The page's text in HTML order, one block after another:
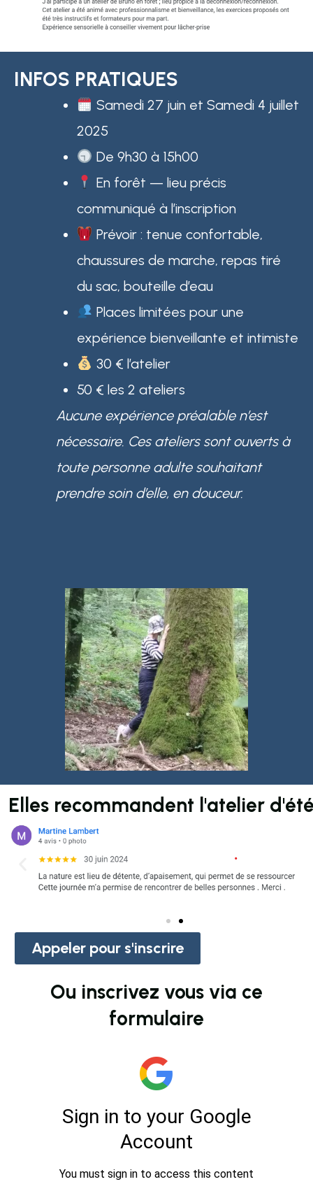
INFOS PRATIQUES
Samedi 27 juin et Samedi 4 juillet
2025
De 9h30 à 15h00
En forêt — lieu précis
communiqué à l’inscription
Prévoir : tenue confortable,
chaussures de marche, repas tiré
du sac, bouteille d’eau
Places limitées pour une
expérience bienveillante et intimiste
30 € l’atelier
50 € les 2 ateliers
Aucune expérience préalable n’est
nécessaire. Ces ateliers sont ouverts à
toute personne adulte souhaitant
prendre soin d’elle, en douceur.
Elles recommandent l'atelier
Appeler pour s'inscrire
Ou inscrivez vous via ce
formulaire